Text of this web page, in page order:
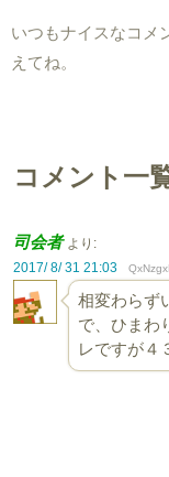
いつもナイスなコメ
えてね。
コメント一
司会者 より:
2017/ 8/ 31 21:03
相変わらず
で、ひまわ
レですが４